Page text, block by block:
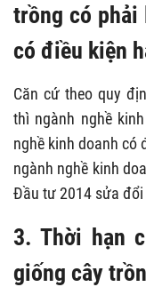
trồng có phải
có điều kiện
Căn cứ theo quy
thì ngành nghề
nghề kinh doanh có
ngành nghề kinh
Đầu tư 2014 sửa
3. Thời hạn
giống cây